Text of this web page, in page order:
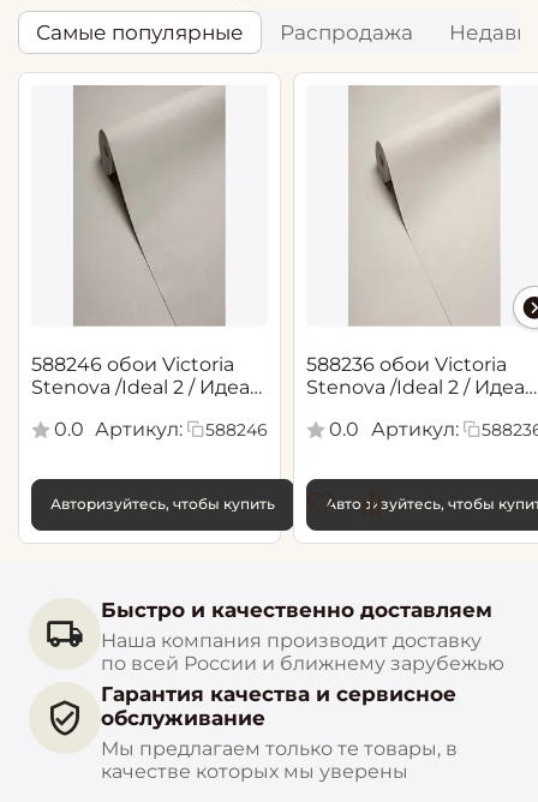
Самые популярные Распродажа
588246 обои Victoria
Stenova /Ideal 2 / Идеал
0.0 Артикул: 588246
Авторизуйтесь, чтобы купить
588236 обои Victoria
Stenova /Ideal 2 / Идеал
0.0
Артикул:
Авторизуйтесь, чтобы
Быстро и качественно доставляем
Наша компания производит доставку
по всей России и ближнему зарубежью
Гарантия качества и сервисное
обслуживание
Мы предлагаем только те товары, в
качестве которых мы уверены